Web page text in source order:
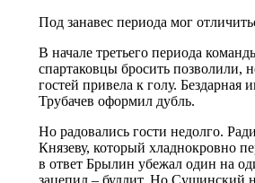
Под занавес периода мог
В начале третьего периода
спартаковцы бросить позволили,
гостей привела к голу.
Трубачев оформил дубль.
Но радовались гости недолго.
Князеву, который хладнокровно
в ответ Брылин убежал один на
зацепил – буллит. Но Сушинский